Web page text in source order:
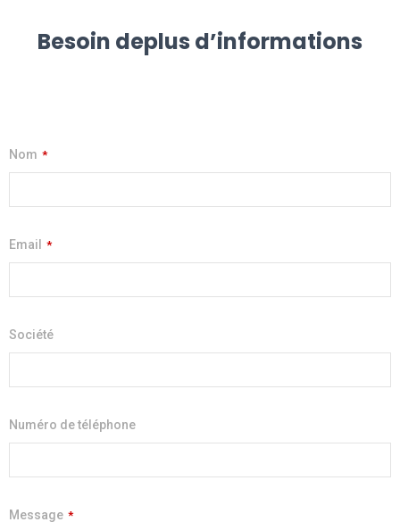
Besoin deplus d’informations
Nom *
Email *
Société
Numéro de téléphone
Message *